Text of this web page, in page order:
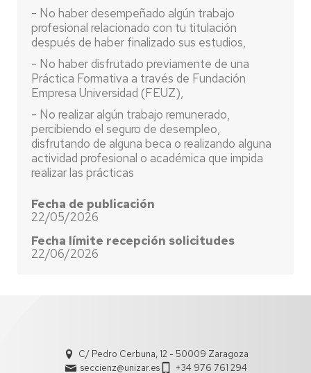
- No haber desempeñado algún trabajo
profesional relacionado con tu titulación
después de haber finalizado sus estudios,
- No haber disfrutado previamente de una
Práctica Formativa a través de Fundación
Empresa Universidad (FEUZ),
- No realizar algún trabajo remunerado,
percibiendo el seguro de desempleo,
disfrutando de alguna beca o realizando alguna
actividad profesional o académica que impida
realizar las prácticas
Fecha de publicación
22/05/2026
Fecha límite recepción solicitudes
22/06/2026
C/ Pedro Cerbuna, 12 - 50009 Zaragoza
seccienz@unizar.es
+34 976 761 294